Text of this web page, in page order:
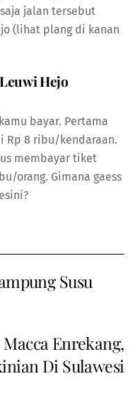
jalan tersebut
(lihat plang di kanan
Hejo
bayar. Pertama
Rp 8 ribu/kendaraan.
membayar tiket
orang. Gimana gaess
Susu
Enrekang,
Di Sulawesi